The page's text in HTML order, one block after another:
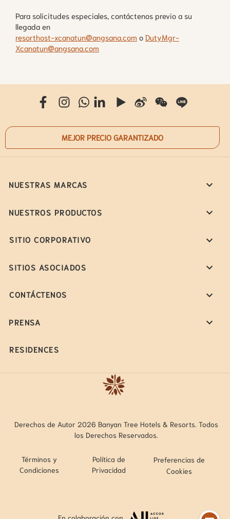
Para solicitudes especiales, contáctenos previo a su
llegada en
resorthost-xcanatun@angsana.com o DutyMgr-
Xcanatun@angsana.com
MEJOR PRECIO GARANTIZADO
NUESTRAS MARCAS
NUESTROS PRODUCTOS
SITIO CORPORATIVO
SITIOS ASOCIADOS
CONTÁCTENOS
PRENSA
RESIDENCES
Derechos de Autor 2026 Banyan Tree Hotels & Resorts. Todos
los Derechos Reservados.
Términos y
Condiciones
Política de
Privacidad
Preferencias de
Cookies